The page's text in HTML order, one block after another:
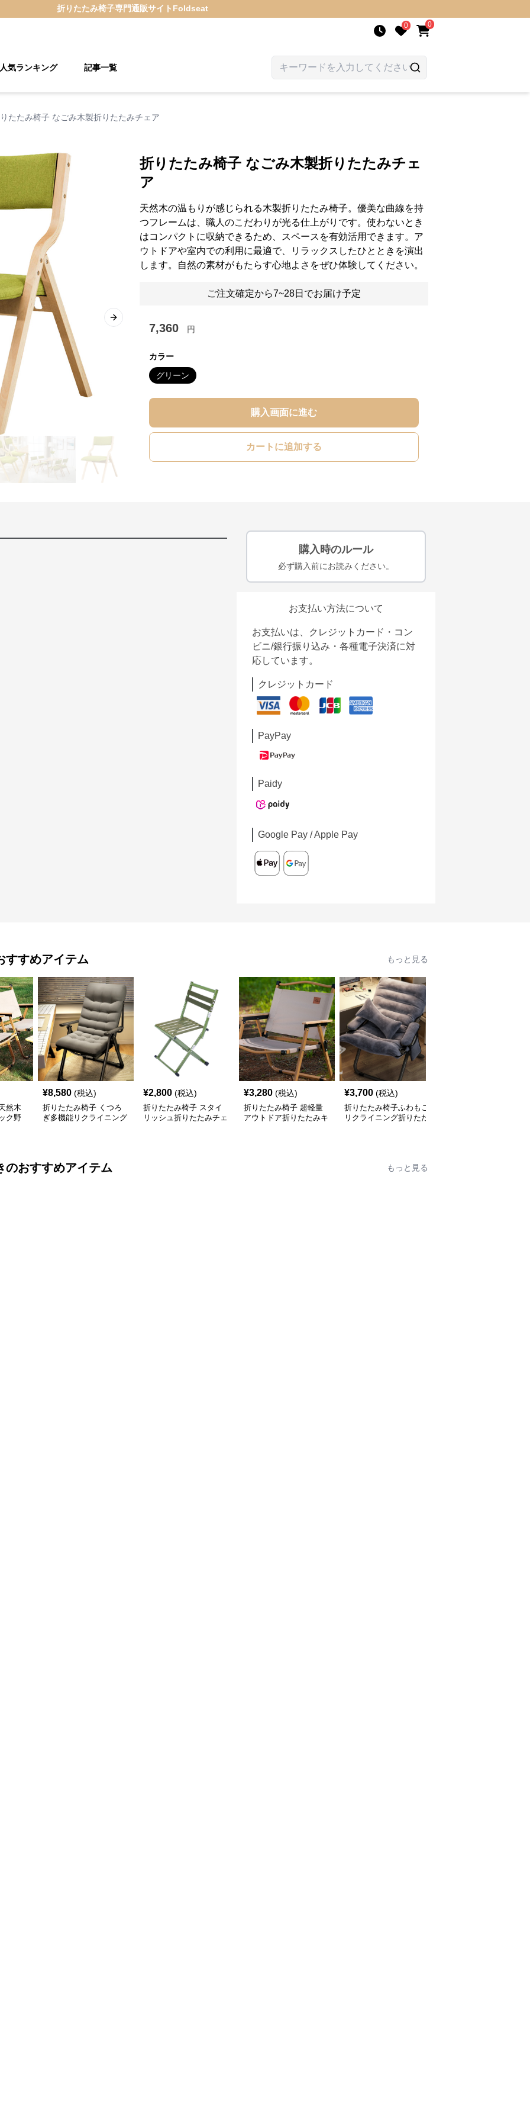
折りたたみ椅子専門通販サイト Foldseat
0 0
気ランキング 記事一覧
たたみ椅子 なごみ木製折りたたみチェア
Next slide
折りたたみ椅子 なごみ木製折りたたみチェ
ア
天然木の温もりが感じられる木製折りたたみ椅子。優美な曲線を持
つフレームは、職人のこだわりが光る仕上がりです。使わないとき
はコンパクトに収納できるため、スペースを有効活用できます。ア
ウトドアや室内での利用に最適で、リラックスしたひとときを演出
します。自然の素材がもたらす心地よさをぜひ体験してください。
ご注文確定から7~28日でお届け予定
7,360 円
カラー
グリーン
購入画面に進む
カートに追加する
購入時のルール
必ず購入前にお読みください。
お支払い方法について
お支払いは、クレジットカード・コン
ビニ/銀行振り込み・各種電子決済に対
応しています。
クレジットカード
PayPay
Paidy
Google Pay / Apple Pay
すすめアイテム もっと見る
然木
ク野
¥8,580 (税込)
折りたたみ椅子 くつろ
ぎ多機能リクライニング
¥2,800 (税込)
折りたたみ椅子 スタイ
リッシュ折りたたみチェ
¥3,280 (税込)
折りたたみ椅子 超軽量
アウトドア折りたたみキ
¥3,700 (税込)
折りたたみ椅子ふわもこ
リクライニング折りたた
のおすすめアイテム もっと見る